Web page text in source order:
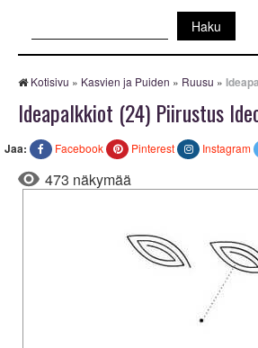
Kotisivu » Kasvien ja Puiden » Ruusu »
Ideapalkkiot (24) Piirustus
Jaa: Facebook Pinterest Instagram
473 näkymää